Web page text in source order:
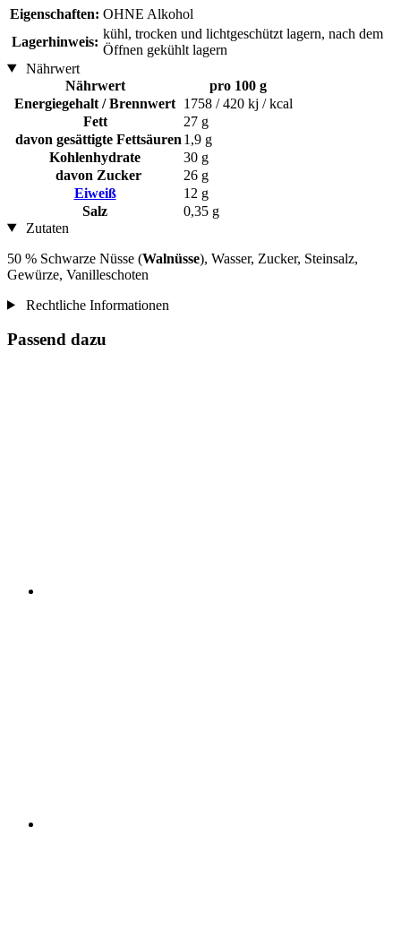
Eigenschaften: OHNE Alkohol
Lagerhinweis:
kühl, trocken und lichtgeschützt lagern, nach dem
Öffnen gekühlt lagern
Nährwert
Nährwert
pro 100 g
Energiegehalt / Brennwert 1758 / 420 kj / kcal
Fett
27 g
davon gesättigte Fettsäuren 1,9 g
Kohlenhydrate
30 g
davon Zucker
26 g
Eiweiß
12 g
Salz
0,35 g
Zutaten
50 % Schwarze Nüsse (Walnüsse), Wasser, Zucker, Steinsalz,
Gewürze, Vanilleschoten
Rechtliche Informationen
Passend dazu